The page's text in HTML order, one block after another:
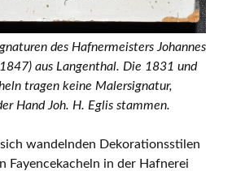
des Hafnermeisters Johannes
aus Langenthal. Die 1831 und
tragen keine Malersignatur,
Hand Joh. H. Eglis stammen.
wandelnden Dekorationsstilen
Fayencekacheln in der Hafnerei